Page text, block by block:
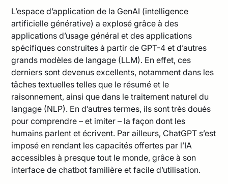
L’espace d’application de la GenAI (intelligence
artificielle générative) a explosé grâce à des
applications d’usage général et des applications
spécifiques construites à partir de GPT-4 et d’autres
grands modèles de langage (LLM). En effet, ces
derniers sont devenus excellents, notamment dans les
tâches textuelles telles que le résumé et le
raisonnement, ainsi que dans le traitement naturel du
langage (NLP). En d’autres termes, ils sont très doués
pour comprendre – et imiter – la façon dont les
humains parlent et écrivent. Par ailleurs, ChatGPT s’est
imposé en rendant les capacités offertes par l’IA
accessibles à presque tout le monde, grâce à son
interface de chatbot familière et facile d’utilisation.